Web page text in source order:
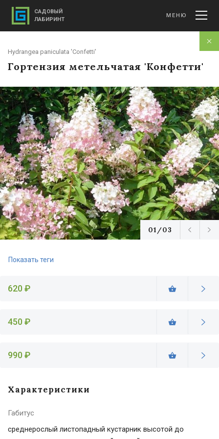
Hydrangea paniculata 'Confetti'
Гортензия метельчатая 'Конфетти'
01/03
Показать теги
620 ₽
450 ₽
990 ₽
Характеристики
Габитус
среднерослый листопадный кустарник высотой до
САДОВЫЙ
ЛАБИРИНТ
МЕНЮ